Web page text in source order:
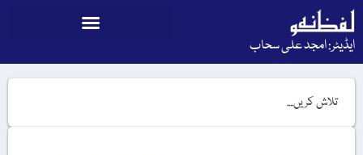
ایڈیٹر: امجد علی سحاب